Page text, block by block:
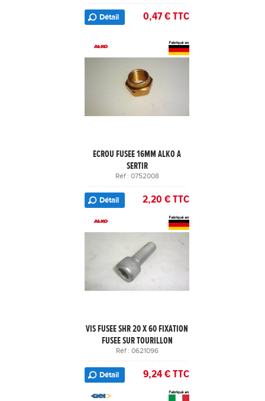
Détail 0,47 € TTC
ECROU FUSEE 16MM ALKO A
SERTIR
Réf : 0752008
Détail 2,20 € TTC
VIS FUSEE SHR 20 X 60 FIXATION
FUSEE SUR TOURILLON
Réf : 0621096
Détail 9,24 € TTC